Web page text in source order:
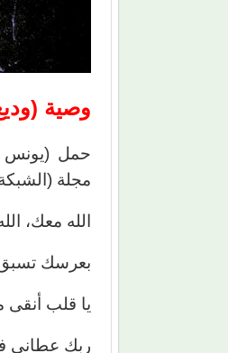
وصية
حمل (يونس
مجلة (الشبكة) عام 1971،
الله معك،
بعرسك تسبق
يا قلب أنقى
ربك عطاني